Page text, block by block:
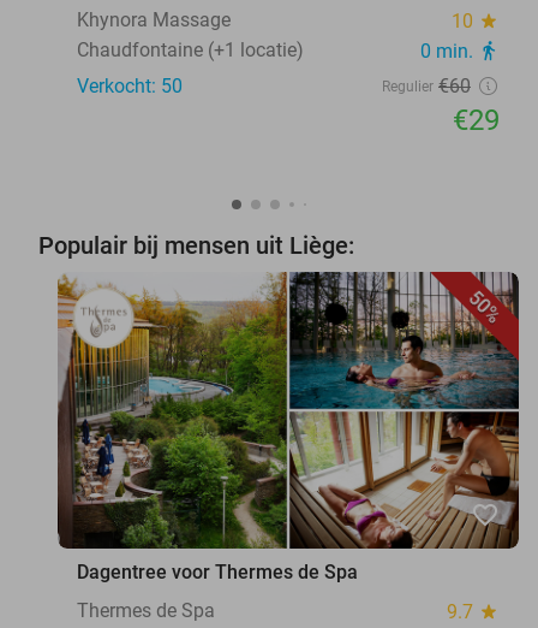
Khynora Massage
10 star
Chaudfontaine (+1 locatie) 0 min. directions_walk
Verkocht: 50 Regulier €60
€29
Populair bij mensen uit Liège:
50%
favorite_border
Dagentree voor Thermes de Spa
Thermes de Spa
9.7 star